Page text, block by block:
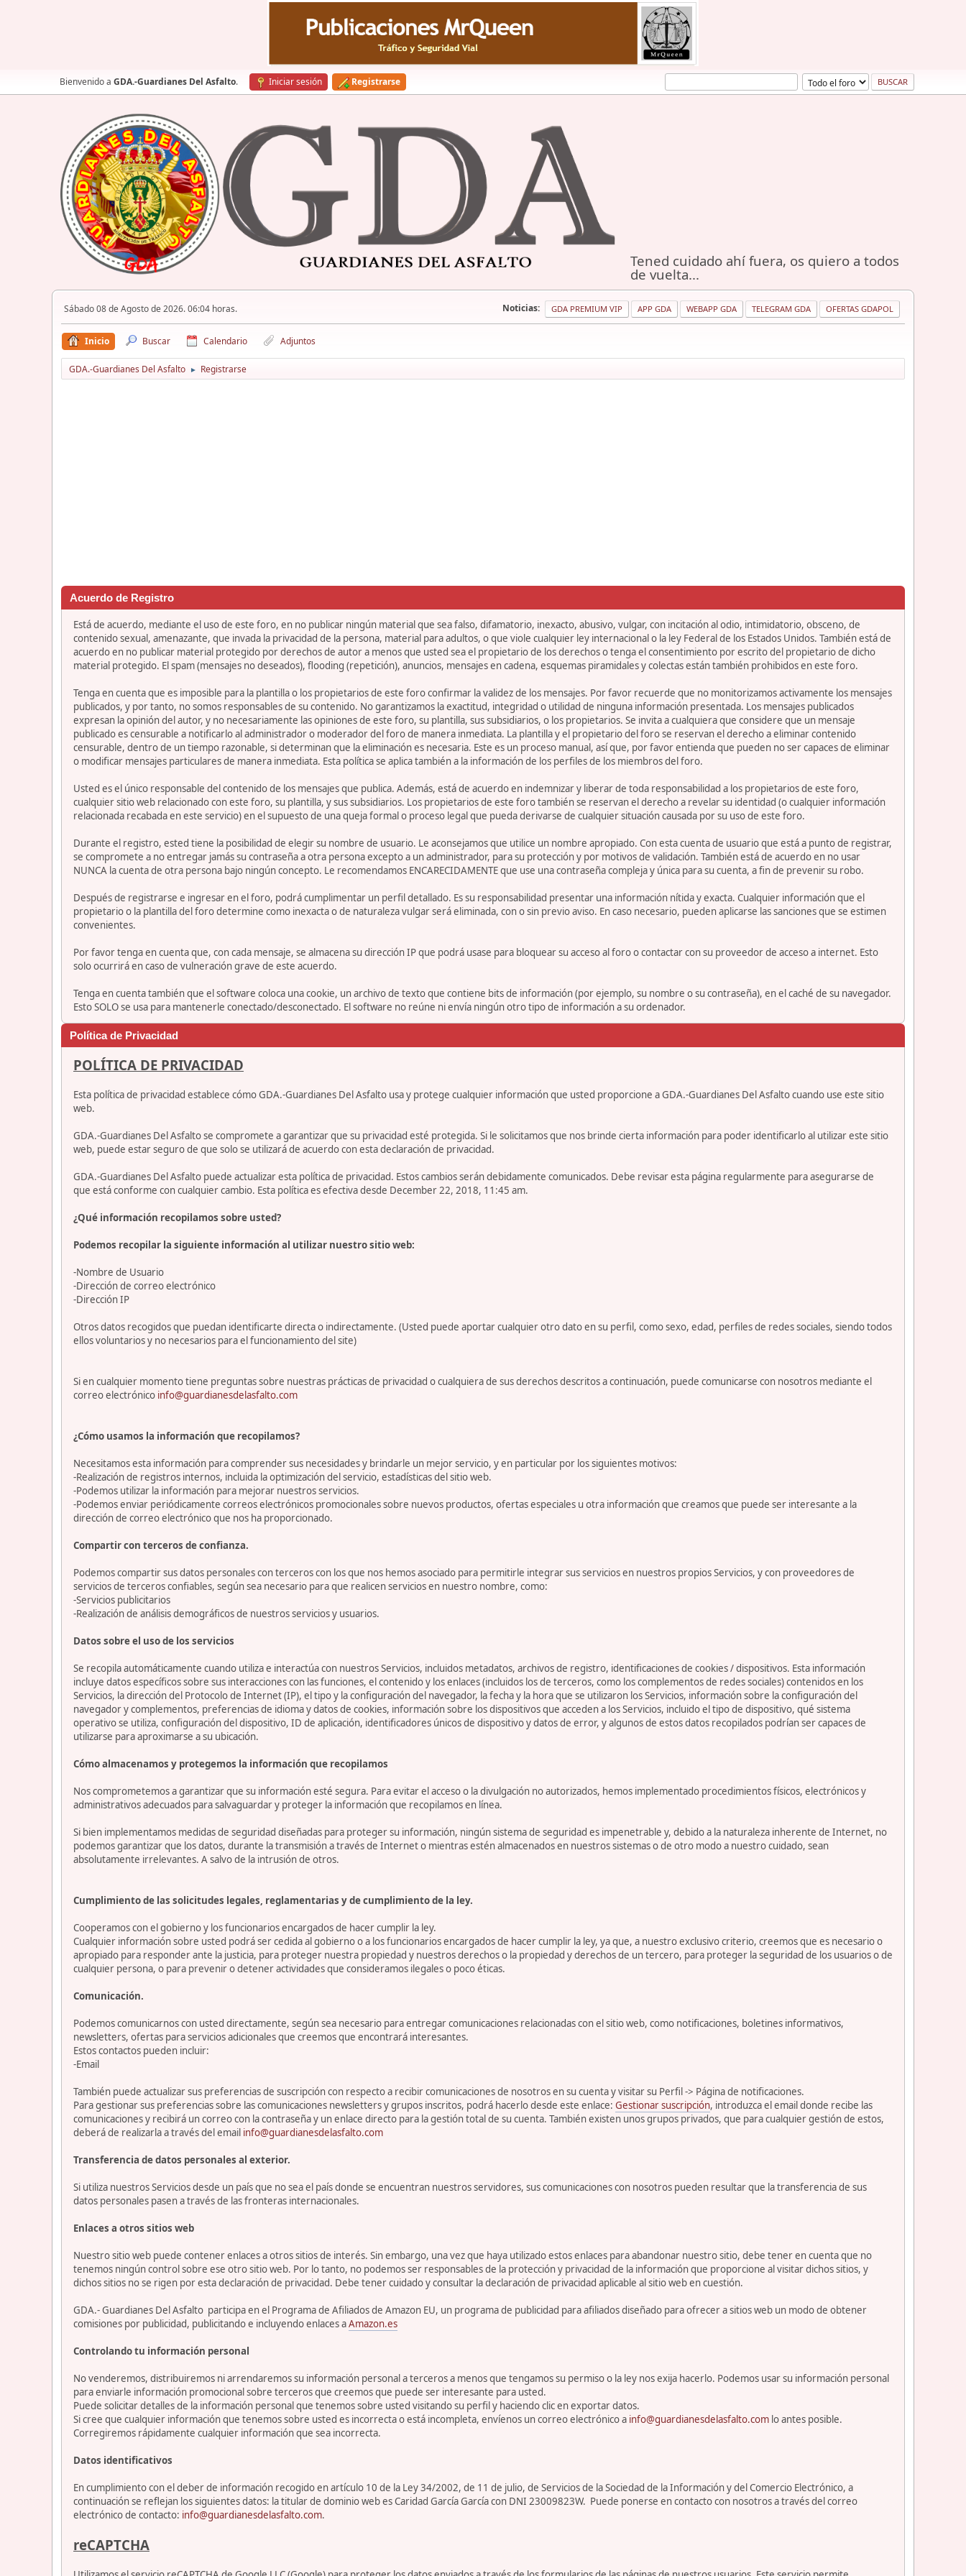
Bienvenido a GDA.-Guardianes Del Asfalto. Iniciar sesión Registrarse
Tened cuidado ahí fuera, os quiero a todos
de vuelta...
Sábado 08 de Agosto de 2026. 06:04 horas. Noticias: GDA PREMIUM VIP APP GDA WEBAPP GDA TELEGRAM GDA OFERTAS GDAPOL
Inicio Buscar Calendario Adjuntos
GDA.-Guardianes Del Asfalto ► Registrarse
Acuerdo de Registro
Está de acuerdo, mediante el uso de este foro, en no publicar ningún material que sea falso, difamatorio, inexacto, abusivo, vulgar, con incitación al odio, intimidatorio, obsceno, de
contenido sexual, amenazante, que invada la privacidad de la persona, material para adultos, o que viole cualquier ley internacional o la ley Federal de los Estados Unidos. También está de
acuerdo en no publicar material protegido por derechos de autor a menos que usted sea el propietario de los derechos o tenga el consentimiento por escrito del propietario de dicho
material protegido. El spam (mensajes no deseados), flooding (repetición), anuncios, mensajes en cadena, esquemas piramidales y colectas están también prohibidos en este foro.
Tenga en cuenta que es imposible para la plantilla o los propietarios de este foro confirmar la validez de los mensajes. Por favor recuerde que no monitorizamos activamente los mensajes
publicados, y por tanto, no somos responsables de su contenido. No garantizamos la exactitud, integridad o utilidad de ninguna información presentada. Los mensajes publicados
expresan la opinión del autor, y no necesariamente las opiniones de este foro, su plantilla, sus subsidiarios, o los propietarios. Se invita a cualquiera que considere que un mensaje
publicado es censurable a notificarlo al administrador o moderador del foro de manera inmediata. La plantilla y el propietario del foro se reservan el derecho a eliminar contenido
censurable, dentro de un tiempo razonable, si determinan que la eliminación es necesaria. Este es un proceso manual, así que, por favor entienda que pueden no ser capaces de eliminar
o modificar mensajes particulares de manera inmediata. Esta política se aplica también a la información de los perfiles de los miembros del foro.
Usted es el único responsable del contenido de los mensajes que publica. Además, está de acuerdo en indemnizar y liberar de toda responsabilidad a los propietarios de este foro,
cualquier sitio web relacionado con este foro, su plantilla, y sus subsidiarios. Los propietarios de este foro también se reservan el derecho a revelar su identidad (o cualquier información
relacionada recabada en este servicio) en el supuesto de una queja formal o proceso legal que pueda derivarse de cualquier situación causada por su uso de este foro.
Durante el registro, ested tiene la posibilidad de elegir su nombre de usuario. Le aconsejamos que utilice un nombre apropiado. Con esta cuenta de usuario que está a punto de registrar,
se compromete a no entregar jamás su contraseña a otra persona excepto a un administrador, para su protección y por motivos de validación. También está de acuerdo en no usar
NUNCA la cuenta de otra persona bajo ningún concepto. Le recomendamos ENCARECIDAMENTE que use una contraseña compleja y única para su cuenta, a fin de prevenir su robo.
Después de registrarse e ingresar en el foro, podrá cumplimentar un perfil detallado. Es su responsabilidad presentar una información nítida y exacta. Cualquier información que el
propietario o la plantilla del foro determine como inexacta o de naturaleza vulgar será eliminada, con o sin previo aviso. En caso necesario, pueden aplicarse las sanciones que se estimen
convenientes.
Por favor tenga en cuenta que, con cada mensaje, se almacena su dirección IP que podrá usase para bloquear su acceso al foro o contactar con su proveedor de acceso a internet. Esto
solo ocurrirá en caso de vulneración grave de este acuerdo.
Tenga en cuenta también que el software coloca una cookie, un archivo de texto que contiene bits de información (por ejemplo, su nombre o su contraseña), en el caché de su navegador.
Esto SOLO se usa para mantenerle conectado/desconectado. El software no reúne ni envía ningún otro tipo de información a su ordenador.
Política de Privacidad
POLÍTICA DE PRIVACIDAD
Esta política de privacidad establece cómo GDA.-Guardianes Del Asfalto usa y protege cualquier información que usted proporcione a GDA.-Guardianes Del Asfalto cuando use este sitio
web.
GDA.-Guardianes Del Asfalto se compromete a garantizar que su privacidad esté protegida. Si le solicitamos que nos brinde cierta información para poder identificarlo al utilizar este sitio
web, puede estar seguro de que solo se utilizará de acuerdo con esta declaración de privacidad.
GDA.-Guardianes Del Asfalto puede actualizar esta política de privacidad. Estos cambios serán debidamente comunicados. Debe revisar esta página regularmente para asegurarse de
que está conforme con cualquier cambio. Esta política es efectiva desde December 22, 2018, 11:45 am.
¿Qué información recopilamos sobre usted?
Podemos recopilar la siguiente información al utilizar nuestro sitio web:
-Nombre de Usuario
-Dirección de correo electrónico
-Dirección IP
Otros datos recogidos que puedan identificarte directa o indirectamente. (Usted puede aportar cualquier otro dato en su perfil, como sexo, edad, perfiles de redes sociales, siendo todos
ellos voluntarios y no necesarios para el funcionamiento del site)
Si en cualquier momento tiene preguntas sobre nuestras prácticas de privacidad o cualquiera de sus derechos descritos a continuación, puede comunicarse con nosotros mediante el
correo electrónico info@guardianesdelasfalto.com
¿Cómo usamos la información que recopilamos?
Necesitamos esta información para comprender sus necesidades y brindarle un mejor servicio, y en particular por los siguientes motivos:
-Realización de registros internos, incluida la optimización del servicio, estadísticas del sitio web.
-Podemos utilizar la información para mejorar nuestros servicios.
-Podemos enviar periódicamente correos electrónicos promocionales sobre nuevos productos, ofertas especiales u otra información que creamos que puede ser interesante a la
dirección de correo electrónico que nos ha proporcionado.
Compartir con terceros de confianza.
Podemos compartir sus datos personales con terceros con los que nos hemos asociado para permitirle integrar sus servicios en nuestros propios Servicios, y con proveedores de
servicios de terceros confiables, según sea necesario para que realicen servicios en nuestro nombre, como:
-Servicios publicitarios
-Realización de análisis demográficos de nuestros servicios y usuarios.
Datos sobre el uso de los servicios
Se recopila automáticamente cuando utiliza e interactúa con nuestros Servicios, incluidos metadatos, archivos de registro, identificaciones de cookies / dispositivos. Esta información
incluye datos específicos sobre sus interacciones con las funciones, el contenido y los enlaces (incluidos los de terceros, como los complementos de redes sociales) contenidos en los
Servicios, la dirección del Protocolo de Internet (IP), el tipo y la configuración del navegador, la fecha y la hora que se utilizaron los Servicios, información sobre la configuración del
navegador y complementos, preferencias de idioma y datos de cookies, información sobre los dispositivos que acceden a los Servicios, incluido el tipo de dispositivo, qué sistema
operativo se utiliza, configuración del dispositivo, ID de aplicación, identificadores únicos de dispositivo y datos de error, y algunos de estos datos recopilados podrían ser capaces de
utilizarse para aproximarse a su ubicación.
Cómo almacenamos y protegemos la información que recopilamos
Nos comprometemos a garantizar que su información esté segura. Para evitar el acceso o la divulgación no autorizados, hemos implementado procedimientos físicos, electrónicos y
administrativos adecuados para salvaguardar y proteger la información que recopilamos en línea.
Si bien implementamos medidas de seguridad diseñadas para proteger su información, ningún sistema de seguridad es impenetrable y, debido a la naturaleza inherente de Internet, no
podemos garantizar que los datos, durante la transmisión a través de Internet o mientras estén almacenados en nuestros sistemas o de otro modo a nuestro cuidado, sean
absolutamente irrelevantes. A salvo de la intrusión de otros.
Cumplimiento de las solicitudes legales, reglamentarias y de cumplimiento de la ley.
Cooperamos con el gobierno y los funcionarios encargados de hacer cumplir la ley.
Cualquier información sobre usted podrá ser cedida al gobierno o a los funcionarios encargados de hacer cumplir la ley, ya que, a nuestro exclusivo criterio, creemos que es necesario o
apropiado para responder ante la justicia, para proteger nuestra propiedad y nuestros derechos o la propiedad y derechos de un tercero, para proteger la seguridad de los usuarios o de
cualquier persona, o para prevenir o detener actividades que consideramos ilegales o poco éticas.
Comunicación.
Podemos comunicarnos con usted directamente, según sea necesario para entregar comunicaciones relacionadas con el sitio web, como notificaciones, boletines informativos,
newsletters, ofertas para servicios adicionales que creemos que encontrará interesantes.
Estos contactos pueden incluir:
-Email
También puede actualizar sus preferencias de suscripción con respecto a recibir comunicaciones de nosotros en su cuenta y visitar su Perfil -> Página de notificaciones.
Para gestionar sus preferencias sobre las comunicaciones newsletters y grupos inscritos, podrá hacerlo desde este enlace: Gestionar suscripción, introduzca el email donde recibe las
comunicaciones y recibirá un correo con la contraseña y un enlace directo para la gestión total de su cuenta. También existen unos grupos privados, que para cualquier gestión de estos,
deberá de realizarla a través del email info@guardianesdelasfalto.com
Transferencia de datos personales al exterior.
Si utiliza nuestros Servicios desde un país que no sea el país donde se encuentran nuestros servidores, sus comunicaciones con nosotros pueden resultar que la transferencia de sus
datos personales pasen a través de las fronteras internacionales.
Enlaces a otros sitios web
Nuestro sitio web puede contener enlaces a otros sitios de interés. Sin embargo, una vez que haya utilizado estos enlaces para abandonar nuestro sitio, debe tener en cuenta que no
tenemos ningún control sobre ese otro sitio web. Por lo tanto, no podemos ser responsables de la protección y privacidad de la información que proporcione al visitar dichos sitios, y
dichos sitios no se rigen por esta declaración de privacidad. Debe tener cuidado y consultar la declaración de privacidad aplicable al sitio web en cuestión.
GDA.- Guardianes Del Asfalto participa en el Programa de Afiliados de Amazon EU, un programa de publicidad para afiliados diseñado para ofrecer a sitios web un modo de obtener
comisiones por publicidad, publicitando e incluyendo enlaces aAmazon.es
Controlando tu información personal
No venderemos, distribuiremos ni arrendaremos su información personal a terceros a menos que tengamos su permiso o la ley nos exija hacerlo. Podemos usar su información personal
para enviarle información promocional sobre terceros que creemos que puede ser interesante para usted.
Puede solicitar detalles de la información personal que tenemos sobre usted visitando su perfil y haciendo clic en exportar datos.
Si cree que cualquier información que tenemos sobre usted es incorrecta o está incompleta, envíenos un correo electrónico a info@guardianesdelasfalto.com lo antes posible.
Corregiremos rápidamente cualquier información que sea incorrecta.
Datos identificativos
En cumplimiento con el deber de información recogido en artículo 10 de la Ley 34/2002, de 11 de julio, de Servicios de la Sociedad de la Información y del Comercio Electrónico, a
continuación se reflejan los siguientes datos: la titular de dominio web es Caridad García García con DNI 23009823W. Puede ponerse en contacto con nosotros a través del correo
electrónico de contacto: info@guardianesdelasfalto.com.
reCAPTCHA